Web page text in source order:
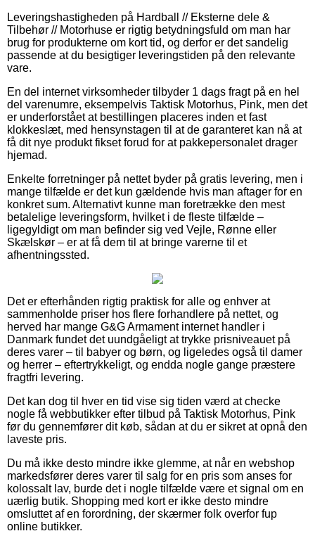
Leveringshastigheden på Hardball // Eksterne dele &
Tilbehør // Motorhuse er rigtig betydningsfuld om man har
brug for produkterne om kort tid, og derfor er det sandelig
passende at du besigtiger leveringstiden på den relevante
vare.
En del internet virksomheder tilbyder 1 dags fragt på en hel
del varenumre, eksempelvis Taktisk Motorhus, Pink, men det
er underforstået at bestillingen placeres inden et fast
klokkeslæt, med hensynstagen til at de garanteret kan nå at
få dit nye produkt fikset forud for at pakkepersonalet drager
hjemad.
Enkelte forretninger på nettet byder på gratis levering, men i
mange tilfælde er det kun gældende hvis man aftager for en
konkret sum. Alternativt kunne man foretrække den mest
betalelige leveringsform, hvilket i de fleste tilfælde –
ligegyldigt om man befinder sig ved Vejle, Rønne eller
Skælskør – er at få dem til at bringe varerne til et
afhentningssted.
Det er efterhånden rigtig praktisk for alle og enhver at
sammenholde priser hos flere forhandlere på nettet, og
herved har mange G&G Armament internet handler i
Danmark fundet det uundgåeligt at trykke prisniveauet på
deres varer – til babyer og børn, og ligeledes også til damer
og herrer – eftertrykkeligt, og endda nogle gange præstere
fragtfri levering.
Det kan dog til hver en tid vise sig tiden værd at checke
nogle få webbutikker efter tilbud på Taktisk Motorhus, Pink
før du gennemfører dit køb, sådan at du er sikret at opnå den
laveste pris.
Du må ikke desto mindre ikke glemme, at når en webshop
markedsfører deres varer til salg for en pris som anses for
kolossalt lav, burde det i nogle tilfælde være et signal om en
uærlig butik. Shopping med kort er ikke desto mindre
omsluttet af en forordning, der skærmer folk overfor fup
online butikker.